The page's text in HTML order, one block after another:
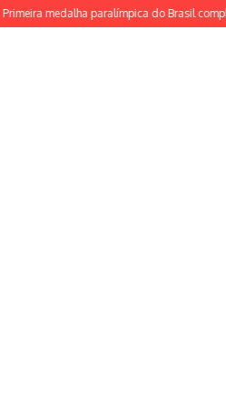
paralímpica do Brasil completa 50